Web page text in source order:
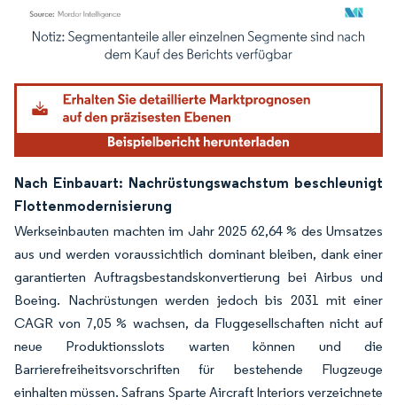
Bild © Mordor Intelligence. Wiederverwendung erfordert Namensnennung
Nach Einbauart: Nachrüstungswachstum beschleunigt
Flottenmodernisierung
Werkseinbauten machten im Jahr 2025 62,64 % des Umsatzes
aus und werden voraussichtlich dominant bleiben, dank einer
garantierten Auftragsbestandskonvertierung bei Airbus und
Boeing. Nachrüstungen werden jedoch bis 2031 mit einer
CAGR von 7,05 % wachsen, da Fluggesellschaften nicht auf
neue Produktionsslots warten können und die
Barrierefreiheitsvorschriften für bestehende Flugzeuge
einhalten müssen. Safrans Sparte Aircraft Interiors verzeichnete